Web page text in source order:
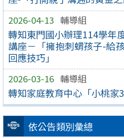
2026-04-13 輔導組
轉知東門國小辦理114學年
講座－「擁抱刺蝟孩子-給
回應技巧」
2026-03-16 輔導組
轉知家庭教育中心「小桃家
依公告類別彙總